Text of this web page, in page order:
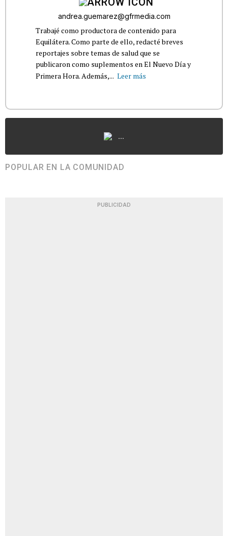
andrea.guemarez@gfrmedia.com
Trabajé como productora de contenido para
Equilátera. Como parte de ello, redacté breves
reportajes sobre temas de salud que se
publicaron como suplementos en El Nuevo Día y
Primera Hora. Además,... Leer más
...
POPULAR EN LA COMUNIDAD
PUBLICIDAD